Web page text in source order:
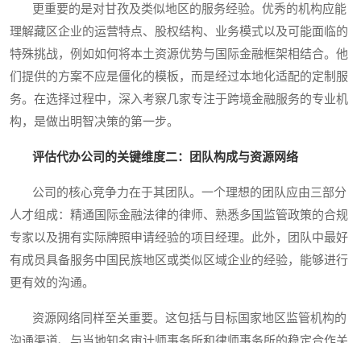
更重要的是对甘孜及类似地区的服务经验。优秀的机构应能
理解藏区企业的运营特点、股权结构、业务模式以及可能面临的
特殊挑战，例如如何将本土资源优势与国际金融框架相结合。他
们提供的方案不应是僵化的模板，而是经过本地化适配的定制服
务。在选择过程中，深入考察几家专注于跨境金融服务的专业机
构，是做出明智决策的第一步。
评估代办公司的关键维度二：团队构成与资源网络
公司的核心竞争力在于其团队。一个理想的团队应由三部分
人才组成：精通国际金融法律的律师、熟悉多国监管政策的合规
专家以及拥有实际牌照申请经验的项目经理。此外，团队中最好
有成员具备服务中国民族地区或类似区域企业的经验，能够进行
更有效的沟通。
资源网络同样至关重要。这包括与目标国家地区监管机构的
沟通渠道、与当地知名审计师事务所和律师事务所的稳定合作关